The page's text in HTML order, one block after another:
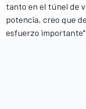
tanto en el túnel de
potencia, creo que
esfuerzo